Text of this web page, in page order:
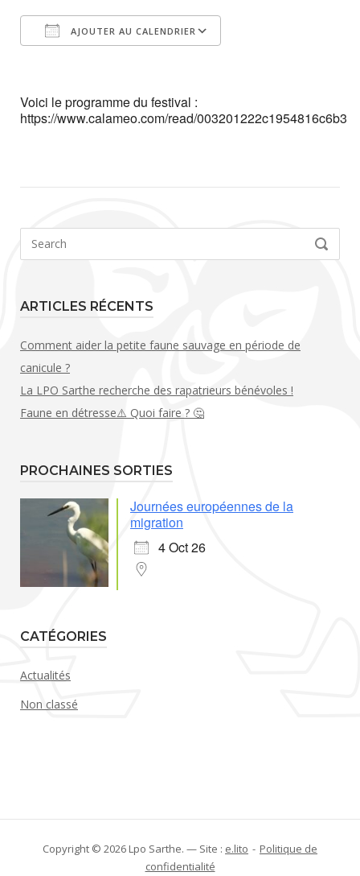
AJOUTER AU CALENDRIER
Voici le programme du festival :
https://www.calameo.com/read/003201222c1954816c6b3
SEARCH
ARTICLES RÉCENTS
Comment aider la petite faune sauvage en période de
canicule ?
La LPO Sarthe recherche des rapatrieurs bénévoles !
Faune en détresse⚠️ Quoi faire ? 🤔
PROCHAINES SORTIES
Journées européennes de la
migration
4 Oct 26
CATÉGORIES
Actualités
Non classé
Copyright © 2026 Lpo Sarthe. — Site : e.lito
Politique de
confidentialité